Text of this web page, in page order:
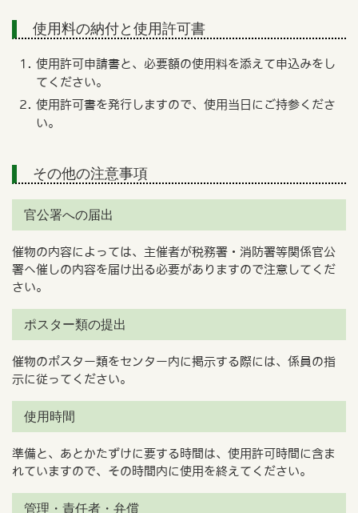
使用料の納付と使用許可書
使用許可申請書と、必要額の使用料を添えて申込みをし
てください。
使用許可書を発行しますので、使用当日にご持参くださ
い。
その他の注意事項
官公署への届出
催物の内容によっては、主催者が税務署・消防署等関係官公
署へ催しの内容を届け出る必要がありますので注意してくだ
さい。
ポスター類の提出
催物のポスター類をセンター内に掲示する際には、係員の指
示に従ってください。
使用時間
準備と、あとかたずけに要する時間は、使用許可時間に含ま
れていますので、その時間内に使用を終えてください。
管理・責任者・弁償